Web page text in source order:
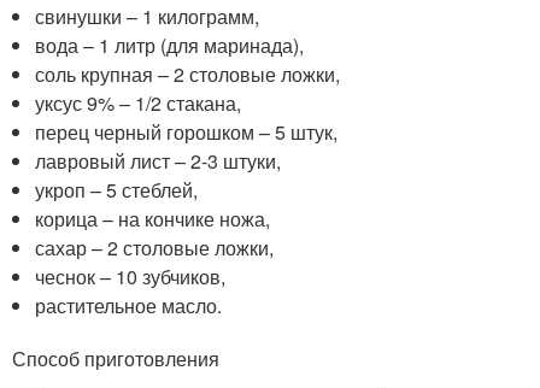
свинушки – 1 килограмм,
вода – 1 литр (для маринада),
соль крупная – 2 столовые ложки,
уксус 9% – 1/2 стакана,
перец черный горошком – 5 штук,
лавровый лист – 2-3 штуки,
укроп – 5 стеблей,
корица – на кончике ножа,
сахар – 2 столовые ложки,
чеснок – 10 зубчиков,
растительное масло.
Способ приготовления